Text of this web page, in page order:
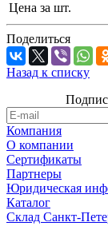
Цена за шт.
Поделиться
Назад к списку
Компания
О компании
Сертификаты
Партнеры
Юридическая
Каталог
Cклад Санкт-